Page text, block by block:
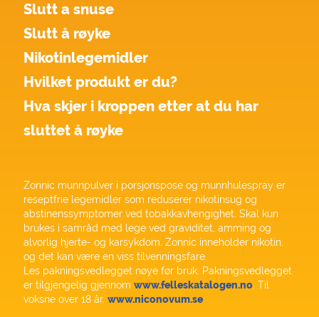
Slutt a snuse
Slutt å røyke
Nikotinlegemidler
Hvilket produkt er du?
Hva skjer i kroppen etter at du har
sluttet å røyke
Zonnic munnpulver i porsjonspose og munnhulespray er
reseptfrie legemidler som reduserer nikotinsug og
abstinenssymptomer ved tobakkavhengighet. Skal kun
brukes i samråd med lege ved graviditet, amming og
alvorlig hjerte- og karsykdom. Zonnic inneholder nikotin,
og det kan være en viss tilvenningsfare.
Les pakningsvedlegget nøye før bruk. Pakningsvedlegget
er tilgjengelig gjennom www.felleskatalogen.no. Til
voksne over 18 år. www.niconovum.se